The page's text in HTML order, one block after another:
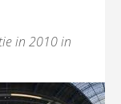
in 2010 in